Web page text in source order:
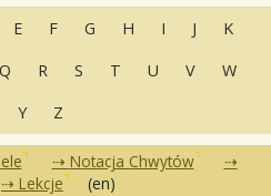
E F G H I J
K
Q R S T U V
W
Y Z
Notacja Chwytów
Lekcje (en)